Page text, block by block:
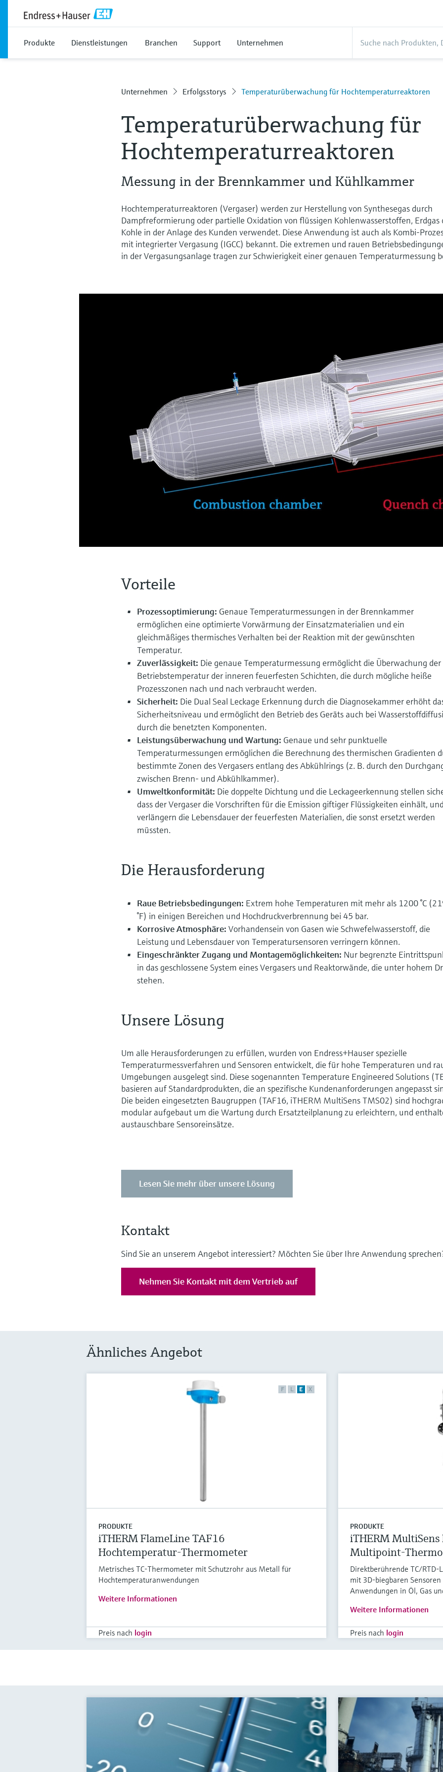
Produkte Dienstleistungen Branchen Support Unternehmen
Unternehmen Erfolgsstorys Temperaturüberwachung für Hochtemperaturreaktoren
Temperaturüberwachung für
Hochtemperaturreaktoren
Messung in der Brennkammer und Kühlkammer
Hochtemperaturreaktoren (Vergaser) werden zur Herstellung von Synthesegas durch
Dampfreformierung oder partielle Oxidation von flüssigen Kohlenwasserstoffen, Erdgas
Kohle in der Anlage des Kunden verwendet. Diese Anwendung ist auch als Kombi-
mit integrierter Vergasung (IGCC) bekannt. Die extremen und rauen
in der Vergasungsanlage tragen zur Schwierigkeit einer genauen Temperaturmessung
Vorteile
Prozessoptimierung: Genaue Temperaturmessungen in der Brennkammer
ermöglichen eine optimierte Vorwärmung der Einsatzmaterialien und ein
gleichmäßiges thermisches Verhalten bei der Reaktion mit der gewünschten
Temperatur.
Zuverlässigkeit: Die genaue Temperaturmessung ermöglicht die Überwachung der
Betriebstemperatur der inneren feuerfesten Schichten, die durch mögliche heiße
Prozesszonen nach und nach verbraucht werden.
Sicherheit: Die Dual Seal Leckage Erkennung durch die Diagnosekammer erhöht
Sicherheitsniveau und ermöglicht den Betrieb des Geräts auch bei
durch die benetzten Komponenten.
Leistungsüberwachung und Wartung: Genaue und sehr punktuelle
Temperaturmessungen ermöglichen die Berechnung des thermischen Gradienten
bestimmte Zonen des Vergasers entlang des Abkühlrings (z. B. durch den
zwischen Brenn- und Abkühlkammer).
Umweltkonformität: Die doppelte Dichtung und die Leckageerkennung stellen
dass der Vergaser die Vorschriften für die Emission giftiger Flüssigkeiten einhält, und
verlängern die Lebensdauer der feuerfesten Materialien, die sonst ersetzt werden
müssten.
Die Herausforderung
Raue Betriebsbedingungen: Extrem hohe Temperaturen mit mehr als 1200 °C
°F) in einigen Bereichen und Hochdruckverbrennung bei 45 bar.
Korrosive Atmosphäre: Vorhandensein von Gasen wie Schwefelwasserstoff, die
Leistung und Lebensdauer von Temperatursensoren verringern können.
Eingeschränkter Zugang und Montagemöglichkeiten: Nur begrenzte
in das geschlossene System eines Vergasers und Reaktorwände, die unter hohem
stehen.
Unsere Lösung
Um alle Herausforderungen zu erfüllen, wurden von Endress+Hauser spezielle
Temperaturmessverfahren und Sensoren entwickelt, die für hohe Temperaturen und
Umgebungen ausgelegt sind. Diese sogenannten Temperature Engineered Solutions
basieren auf Standardprodukten, die an spezifische Kundenanforderungen angepasst
Die beiden eingesetzten Baugruppen (TAF16, iTHERM MultiSens TMS02) sind
modular aufgebaut um die Wartung durch Ersatzteilplanung zu erleichtern, und
austauschbare Sensoreinsätze.
Lesen Sie mehr über unsere Lösung
Kontakt
Sind Sie an unserem Angebot interessiert? Möchten Sie über Ihre Anwendung
Nehmen Sie Kontakt mit dem Vertrieb auf
Ähnliches Angebot
F L E X
PRODUKTE
iTHERM FlameLine TAF16
Hochtemperatur-Thermometer
Metrisches TC-Thermometer mit Schutzrohr aus Metall für
Hochtemperaturanwendungen
Weitere Informationen
Preis nach login
PRODUKTE
iTHERM MultiSens
Multipoint-
Direktberührende TC/RTD-
mit 3D-biegbaren
Anwendungen in Öl, Gas
Weitere Informationen
Preis nach login